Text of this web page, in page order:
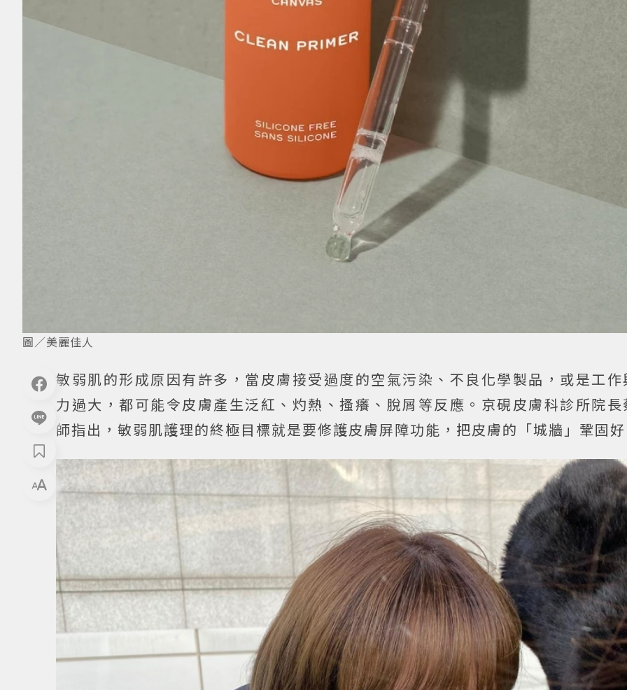
圖／美麗佳人
敏弱肌的形成原因有許多，當皮膚接受過度的空氣污染、不良化學製品，或是工
力過大，都可能令皮膚產生泛紅、灼熱、搔癢、脫屑等反應。京硯皮膚科診所院
師指出，敏弱肌護理的終極目標就是要修護皮膚屏障功能，把皮膚的「城牆」鞏固